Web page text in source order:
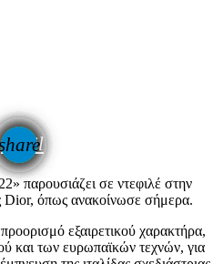
email
παρουσιάζει σε ντεφιλέ στην
Dior, όπως ανακοίνωσε σήμερα.
εξαιρετικού χαρακτήρα,
και των ευρωπαϊκών τεχνών, για